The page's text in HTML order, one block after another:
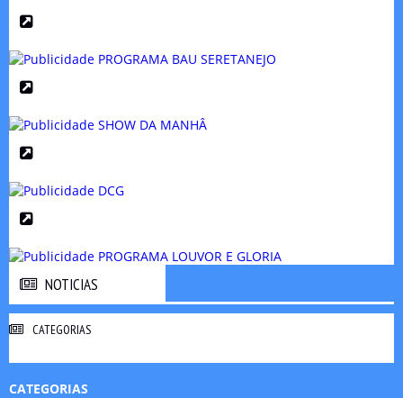
NOTICIAS
CATEGORIAS
CATEGORIAS